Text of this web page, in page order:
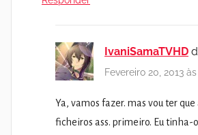
IvaniSamaTVHD
Fevereiro 20, 2013 às
Ya, vamos fazer. mas vou ter que
ficheiros ass. primeiro. Eu tinha-